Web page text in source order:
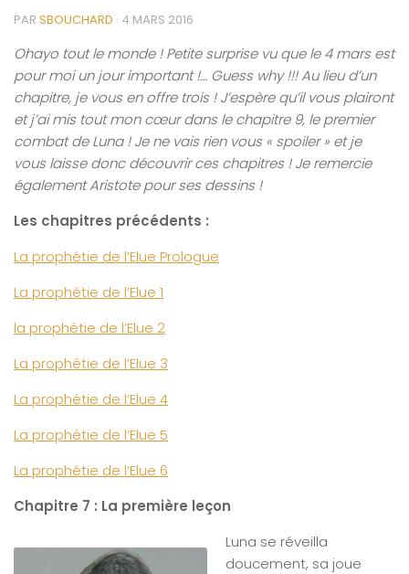
PAR SBOUCHARD · 4 MARS 2016
Ohayo tout le monde ! Petite surprise vu que le 4 mars est
pour moi un jour important !… Guess why !!! Au lieu d’un
chapitre, je vous en offre trois ! J’espère qu’il vous plairont
et j’ai mis tout mon cœur dans le chapitre 9, le premier
combat de Luna ! Je ne vais rien vous « spoiler » et je
vous laisse donc découvrir ces chapitres ! Je remercie
également Aristote pour ses dessins !
Les chapitres précédents :
La prophétie de l’Elue Prologue
La prophétie de l’Elue 1
la prophétie de l’Elue 2
La prophétie de l’Elue 3
La prophétie de l’Elue 4
La prophétie de l’Elue 5
La prophétie de l’Elue 6
Chapitre 7 : La première leçon
Luna se réveilla
doucement, sa joue